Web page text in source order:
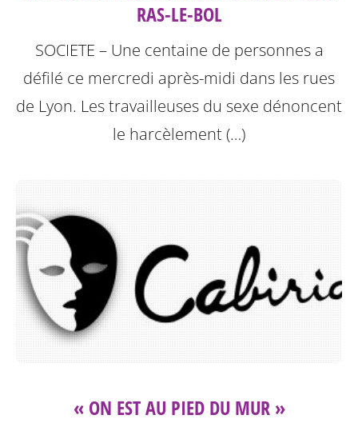
RAS-LE-BOL
SOCIETE – Une centaine de personnes a
défilé ce mercredi après-midi dans les rues
de Lyon. Les travailleuses du sexe dénoncent
le harcèlement (…)
« ON EST AU PIED DU MUR »